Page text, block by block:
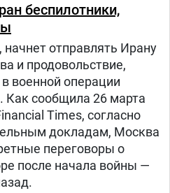
беспилотники,
отправлять Ирану
и продовольствие,
военной операции
сообщила 26 марта
Times, согласно
докладам, Москва
переговоры о
после начала войны —